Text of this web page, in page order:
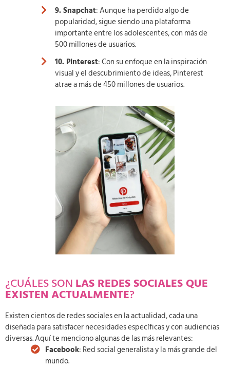
9. Snapchat: Aunque ha perdido algo de
popularidad, sigue siendo una plataforma
importante entre los adolescentes, con más de
500 millones de usuarios.
10. Pinterest: Con su enfoque en la inspiración
visual y el descubrimiento de ideas, Pinterest
atrae a más de 450 millones de usuarios.
¿CUÁLES SONLAS REDES SOCIALES QUE
EXISTEN ACTUALMENTE?
Existen cientos de redes sociales en la actualidad, cada una
diseñada para satisfacer necesidades específicas y con audiencias
diversas. Aquí te menciono algunas de las más relevantes:
Facebook: Red social generalista y la más grande del
mundo.